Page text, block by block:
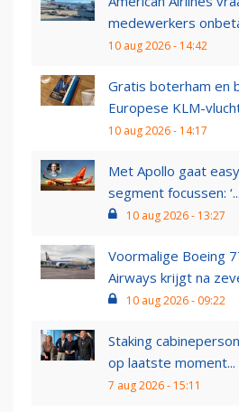
medewerkers
10 aug 2026 - 14:42
Gratis boterham en
Europese KLM-
10 aug 2026 - 14:17
Met Apollo gaat
segment focussen: ‘...
10 aug 2026 - 13:27
Voormalige Boeing
Airways krijgt na
10 aug 2026 - 09:22
Staking
op laatste moment...
7 aug 2026 - 15:11